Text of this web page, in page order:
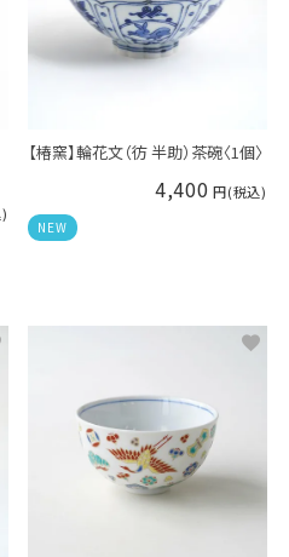
【椿窯】輪花文（彷 半助）茶碗〈1個〉
4,400
NEW